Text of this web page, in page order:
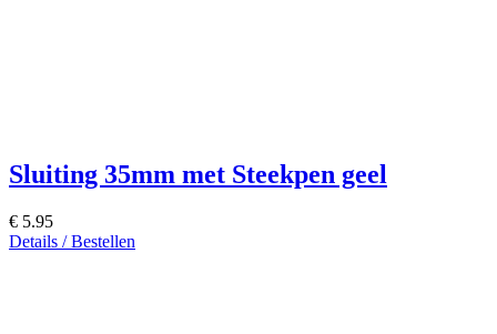
Sluiting 35mm met Steekpen geel
€ 5.95
Details / Bestellen